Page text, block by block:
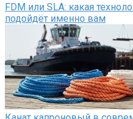
FDM или SLA: какая
подойдёт именно вам